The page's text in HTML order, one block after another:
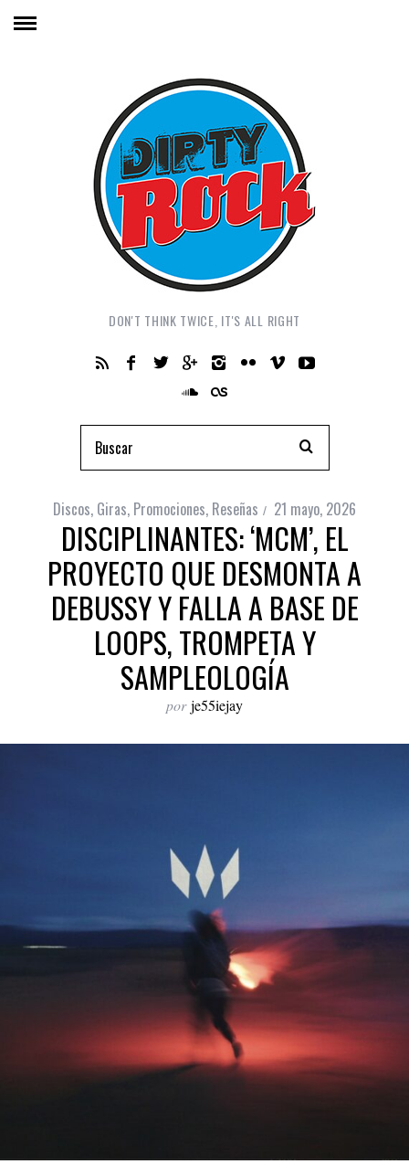
DON'T THINK TWICE, IT'S ALL RIGHT
Discos, Giras, Promociones, Reseñas 21 mayo, 2026
DISCIPLINANTES: ‘MCM’, EL
PROYECTO QUE DESMONTA A
DEBUSSY Y FALLA A BASE DE
LOOPS, TROMPETA Y
SAMPLEOLOGÍA
por je55iejay